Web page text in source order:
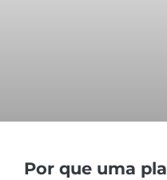
Por que uma